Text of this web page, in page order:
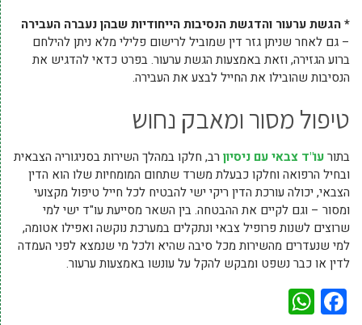
* הגשת ערעור והדגשת הנסיבות הייחודיות שבהן נעברה העבירה
– גם לאחר שניתן גזר דין שמוביל לרישום פלילי מלא ניתן להילחם
ברוע הגזירה, וזאת באמצעות הגשת ערעור. בפרט כדאי להדגיש את
הנסיבות שהובילו את החייל לבצע את העבירה.
טיפול מסור ומאבק נחוש
בתורעו"ד צבאי עם ניסיון רב, חלקו במהלך השירות בסניגוריה הצבאית
ובחיל הרפואה וחלקו כבעלת משרד שתחום המומחיות שלו הוא הדין
הצבאי, יכולה עורכת הדין ריקי ישי להבטיח לכל חייל טיפול מקצועי
ומסור – וגם לקיים את ההבטחה. בין השאר מסייעת עו"ד ישי למי
שרוצים לשנות פרופיל צבאי ונתקלים במערכת נוקשה ואפילו אטומה,
למי שנעדרים מהשירות מכל סיבה שהיא ולכל מי שנמצא לפני העמדה
לדין או כבר נשפט ומבקש להקל על עונשו באמצעות ערעור.
Facebook